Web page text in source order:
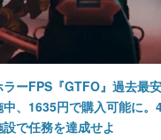
マーとは？
レ
ーFPS『GTFO』過去最
、1635円で購入可能に
で任務を達成せよ